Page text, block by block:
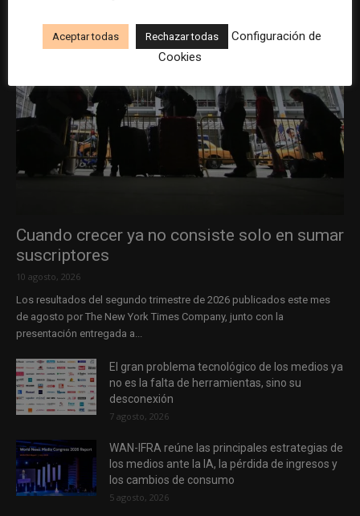
Cuando crecer ya no consiste solo en sumar
suscriptores
10 agosto, 2026
Los resultados del segundo trimestre de 2026 publicados este mes
de agosto por The New York Times Company, junto con la
presentación entregada a...
El gran problema tecnológico de los medios ya
no es la falta de herramientas, sino su
desconexión
7 agosto, 2026
WAN-IFRA reúne las principales estrategias de
los medios ante la IA, la pérdida de ingresos y
los cambios de consumo
5 agosto, 2026
Aceptar todas Rechazar todas
Configuración de
Cookies